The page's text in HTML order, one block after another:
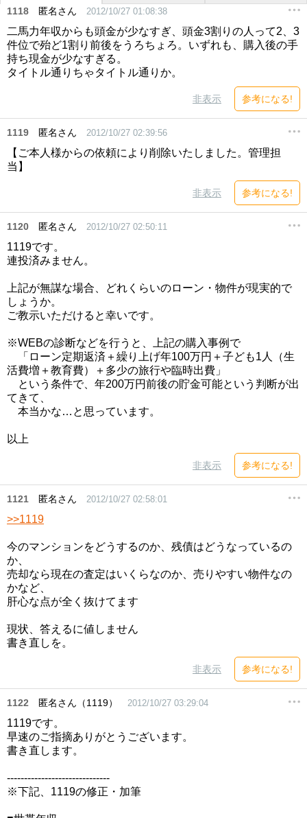
1118 匿名さん 2012/10/27 01:08:38
二馬力年収からも頭金が少なすぎ、頭金3割りの人って2、3
件位で殆ど1割り前後をうろちょろ。いずれも、購入後の手
持ち現金が少なすぎる。
タイトル通りちゃタイトル通りか。
非表示 参考になる!
1119 匿名さん 2012/10/27 02:39:56
【ご本人様からの依頼により削除いたしました。管理担
当】
非表示 参考になる!
1120 匿名さん 2012/10/27 02:50:11
1119です。
連投済みません。
上記が無謀な場合、どれくらいのローン・物件が現実的で
しょうか。
ご教示いただけると幸いです。
※WEBの診断などを行うと、上記の購入事例で
「ローン定期返済＋繰り上げ年100万円＋子ども1人（生
活費増＋教育費）＋多少の旅行や臨時出費」
という条件で、年200万円前後の貯金可能という判断が出
てきて、
本当かな…と思っています。
以上
非表示 参考になる!
1121 匿名さん 2012/10/27 02:58:01
>>1119
今のマンションをどうするのか、残債はどうなっているの
か、
売却なら現在の査定はいくらなのか、売りやすい物件なの
かなど、
肝心な点が全く抜けてます
現状、答えるに値しません
書き直しを。
非表示 参考になる!
1122 匿名さん（1119） 2012/10/27 03:29:04
1119です。
早速のご指摘ありがとうございます。
書き直します。
------------------------------
※下記、1119の修正・加筆